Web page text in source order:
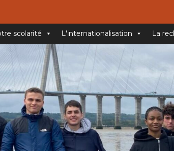
scolarité L'internationalisation La